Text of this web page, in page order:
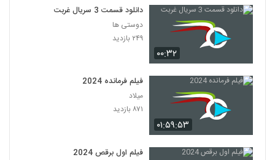
۰۰:۳۲
دانلود قسمت 3 سریال غربت
دوستی ها
۲۴۹ بازدید
۰۱:۵۹:۵۳
فیلم فرمانده 2024
میلاد
۸۷۱ بازدید
فیلم اول برقص 2024